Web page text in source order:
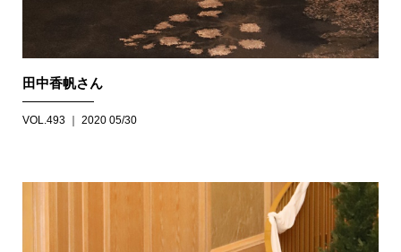
田中香帆さん
VOL.493 ｜ 2020 05/30